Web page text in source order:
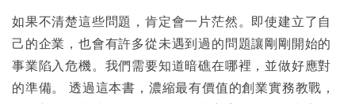
如果不清楚這些問題，肯定會一片茫然。即使建立了自
己的企業，也會有許多從未遇到過的問題讓剛剛開始的
事業陷入危機。我們需要知道暗礁在哪裡，並做好應對
的準備。 透過這本書，濃縮最有價值的創業實務教戰，